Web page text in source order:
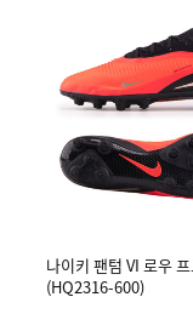
나이키 팬텀 VI 로우
(HQ2316-600)